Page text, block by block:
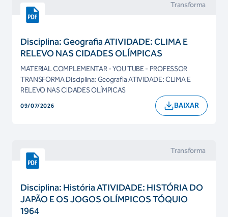
Transforma
Disciplina: Geografia ATIVIDADE: CLIMA E
RELEVO NAS CIDADES OLÍMPICAS
MATERIAL COMPLEMENTAR - YOU TUBE - PROFESSOR
TRANSFORMA Disciplina: Geografia ATIVIDADE: CLIMA E
RELEVO NAS CIDADES OLÍMPICAS
09/07/2026 BAIXAR
Transforma
Disciplina: História ATIVIDADE: HISTÓRIA DO
JAPÃO E OS JOGOS OLÍMPICOS TÓQUIO
1964